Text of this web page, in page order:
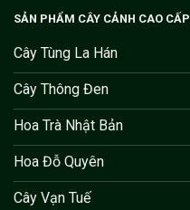
SẢN PHẨM CÂY CẢNH CAO CẤP
Cây Tùng La Hán
Cây Thông Đen
Hoa Trà Nhật Bản
Hoa Đỗ Quyên
Cây Vạn Tuế